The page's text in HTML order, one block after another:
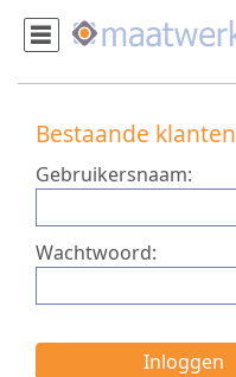
Bestaande klanten
Gebruikersnaam:
Wachtwoord:
Inloggen